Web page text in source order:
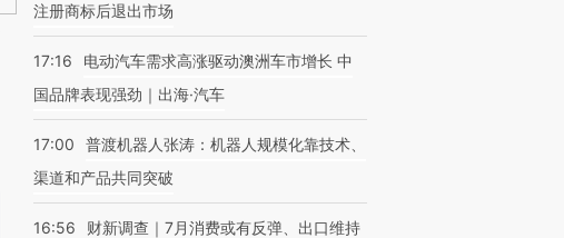
注册商标后退出市场
17:16
电动汽车需求高涨驱动澳洲车市增长 中
国品牌表现强劲｜出海·汽车
17:00
普渡机器人张涛：机器人规模化靠技术、
渠道和产品共同突破
16:56
财新调查｜7月消费或有反弹、出口维持